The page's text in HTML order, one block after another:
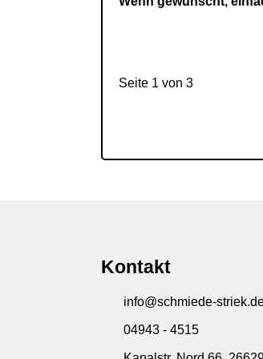
Seite 1 von 3
Kontakt
info@schmiede-
04943 - 4515